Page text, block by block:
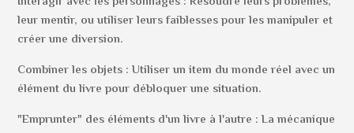
leur mentir, ou utiliser leurs faiblesses pour les manipuler et
créer une diversion.
Combiner les objets : Utiliser un item du monde réel avec un
élément du livre pour débloquer une situation.
"Emprunter" des éléments d'un livre à l'autre : La mécanique